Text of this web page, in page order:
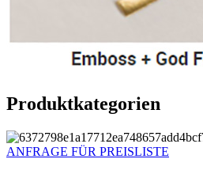
Produktkategorien
ANFRAGE FÜR PREISLISTE